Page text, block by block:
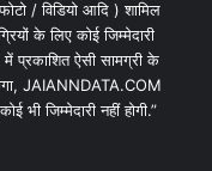
/ विडियो आदि ) शामिल
के लिए कोई जिम्मेदारी
प्रकाशित ऐसी सामग्री के
JAIANNDATA.COM
जिम्मेदारी नहीं होगी.”